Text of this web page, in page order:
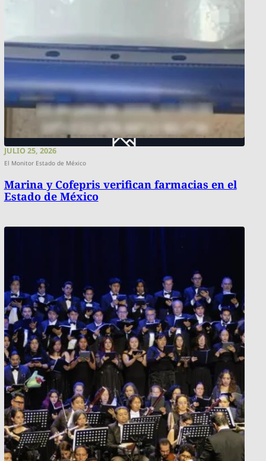
JULIO 25, 2026
El Monitor Estado de México
Marina y Cofepris verifican farmacias en el
Estado de México